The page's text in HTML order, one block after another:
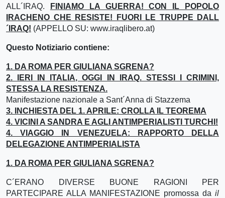
ALL´IRAQ.
FINIAMO LA GUERRA! CON IL POPOLO
IRACHENO CHE RESISTE! FUORI LE TRUPPE DALL
´IRAQ! (APPELLO SU: www.iraqlibero.at)
Questo Notiziario contiene:
1. DA ROMA PER GIULIANA SGRENA?
2. IERI IN ITALIA, OGGI IN IRAQ. STESSI I CRIMINI,
STESSA LA RESISTENZA.
Manifestazione nazionale a Sant´Anna di Stazzema
3. INCHIESTA DEL 1. APRILE: CROLLA IL TEOREMA
4. VICINI A SANDRA E AGLI ANTIMPERIALISTI TURCHI!
4. VIAGGIO IN VENEZUELA: RAPPORTO DELLA
DELEGAZIONE ANTIMPERIALISTA
1. DA ROMA PER GIULIANA SGRENA?
C´ERANO DIVERSE BUONE RAGIONI PER
PARTECIPARE ALLA MANIFESTAZIONE promossa da il